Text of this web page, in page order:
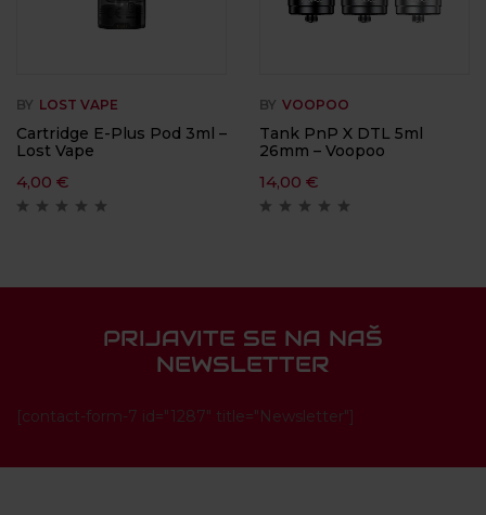
BY LOST VAPE
Cartridge E-Plus Pod 3ml –
Lost Vape
4,00 €
BY VOOPOO
Tank PnP X DTL 5ml
26mm – Voopoo
14,00 €
PRIJAVITE SE NA NAŠ
NEWSLETTER
[contact-form-7 id="1287" title="Newsletter"]